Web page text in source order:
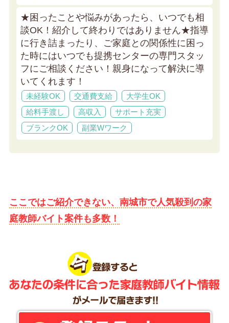
★困ったことや悩みがあったら、いつでも相
談OK！紹介して終わりではありません★指導
に行き詰まったり、ご家庭との関係性に困っ
た時にはいつでも提携センターの専門スタッ
フにご相談ください！親身になって解決に導
いてくれます！
未経験OK 交通費支給
大学生OK
給料手渡し
高収入
サポート充実
ブランクOK
副業Wワーク
ここではご紹介できない、南城市で人気殺到の家
庭教師バイト案件も多数！